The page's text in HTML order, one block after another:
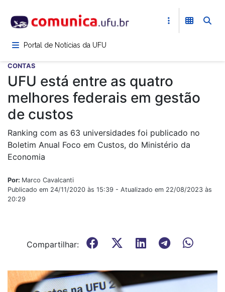
para
conteúdoPortal de Notícias da UFU
CONTAS
UFU está entre as quatro
melhores federais em gestão
de custos
Ranking com as 63 universidades foi publicado no
Boletim Anual Foco em Custos, do Ministério da
Economia
Por: Marco Cavalcanti
Publicado em 24/11/2020 às 15:39 - Atualizado em 22/08/2023 às
20:29
Compartilhar: